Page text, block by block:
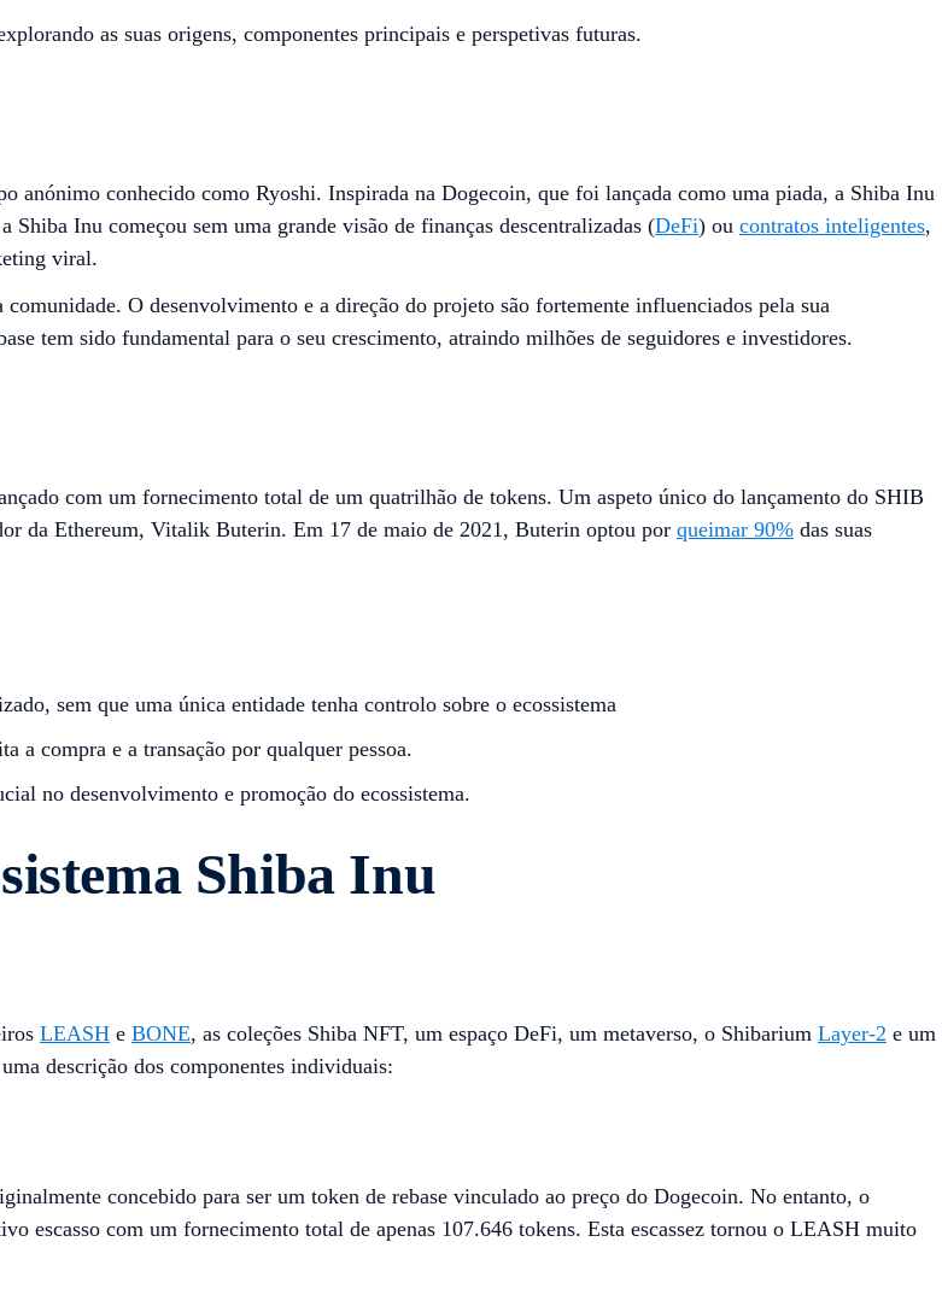
as suas origens, componentes principais e perspetivas futuras.
conhecido como Ryoshi. Inspirada na Dogecoin, que foi lançada como uma piada, a Shiba Inu
Inu começou sem uma grande visão de finanças descentralizadas (DeFi) ou contratos inteligentes,
viral.
O desenvolvimento e a direção do projeto são fortemente influenciados pela sua
tem sido fundamental para o seu crescimento, atraindo milhões de seguidores e investidores.
com um fornecimento total de um quatrilhão de tokens. Um aspeto único do lançamento do SHIB
da Ethereum, Vitalik Buterin. Em 17 de maio de 2021, Buterin optou por queimar 90% das suas
sem que uma única entidade tenha controlo sobre o ecossistema
a compra e a transação por qualquer pessoa.
no desenvolvimento e promoção do ecossistema.
Shiba Inu
LEASH e BONE, as coleções Shiba NFT, um espaço DeFi, um metaverso, o Shibarium Layer-2 e um
descrição dos componentes individuais:
concebido para ser um token de rebase vinculado ao preço do Dogecoin. No entanto, o
escasso com um fornecimento total de apenas 107.646 tokens. Esta escassez tornou o LEASH muito